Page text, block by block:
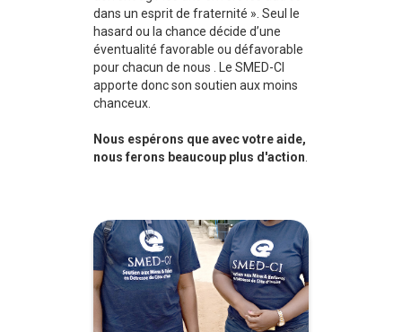
dans un esprit de fraternité ». Seul le
hasard ou la chance décide d’une
éventualité favorable ou défavorable
pour chacun de nous . Le SMED-CI
apporte donc son soutien aux moins
chanceux.
Nous espérons que avec votre aide,
nous ferons beaucoup plus d'action